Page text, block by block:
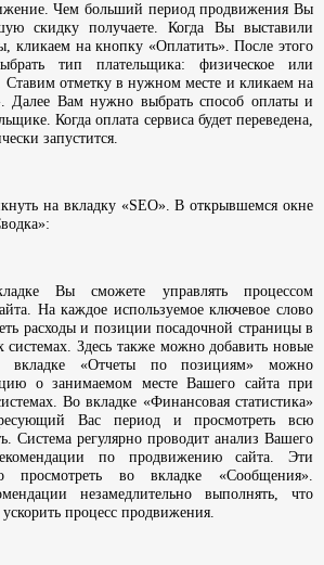
Чем больший период продвижения Вы
скидку получаете. Когда Вы выставили
кликаем на кнопку «Оплатить». После этого
тип плательщика: физическое или
отметку в нужном месте и кликаем на
Далее Вам нужно выбрать способ оплаты и
Когда оплата сервиса будет переведена,
запустится.
на вкладку «SEO». В открывшемся окне
Вы сможете управлять процессом
На каждое используемое ключевое слово
расходы и позиции посадочной страницы в
системах. Здесь также можно добавить новые
вкладке «Отчеты по позициям» можно
о занимаемом месте Вашего сайта при
Во вкладке «Финансовая статистика»
Вас период и просмотреть всю
Система регулярно проводит анализ Вашего
по продвижению сайта. Эти
просмотреть во вкладке «Сообщения».
незамедлительно выполнять, что
процесс продвижения.